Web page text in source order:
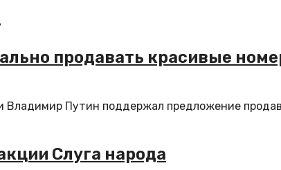
продавать красивые
Путин поддержал предложение
Слуга народа